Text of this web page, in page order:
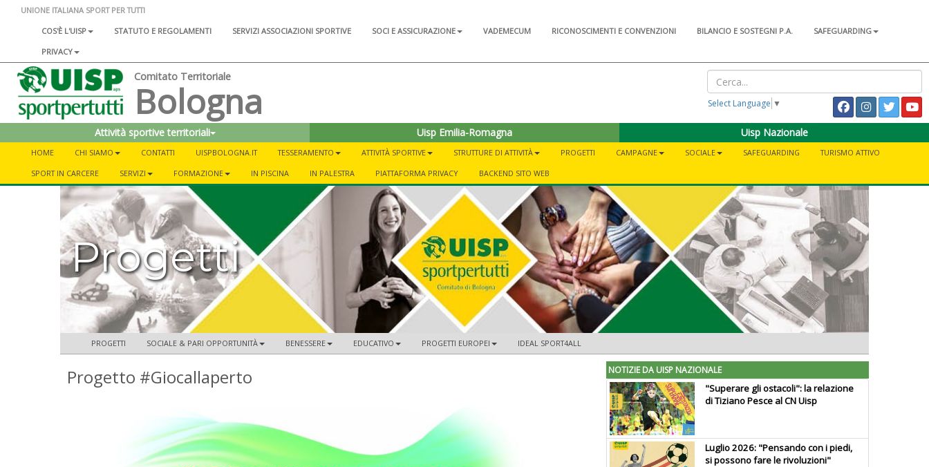
UNIONE ITALIANA SPORT PER TUTTI
COS'È L'UISP
STATUTO E REGOLAMENTI SERVIZI ASSOCIAZIONI SPORTIVE SOCI E ASSICURAZIONE VADEMECUM RICONOSCIMENTI E CONVENZIONI BILANCIO E SOSTEGNI P.A.
SAFEGUARDING
PRIVACY
Comitato Territoriale
Bologna Select Language ▼
Attività sportive territoriali Uisp Emilia-Romagna Uisp Nazionale
HOME CHI SIAMO CONTATTI UISPBOLOGNA.IT TESSERAMENTO ATTIVITÀ SPORTIVE STRUTTURE DI ATTIVITÀ PROGETTI CAMPAGNE SOCIALE SAFEGUARDING
TURISMO ATTIVO
SPORT IN CARCERE
SERVIZI FORMAZIONE IN PISCINA IN PALESTRA PIATTAFORMA PRIVACY BACKEND SITO WEB
Progetti
PROGETTI SOCIALE & PARI OPPORTUNITÀ BENESSERE EDUCATIVO PROGETTI EUROPEI IDEAL SPORT4ALL
Progetto #Giocallaperto NOTIZIE DA UISP NAZIONALE
"Superare gli ostacoli": la relazione
di Tiziano Pesce al CN Uisp
Luglio 2026: "Pensando con i piedi,
si possono fare le rivoluzioni"